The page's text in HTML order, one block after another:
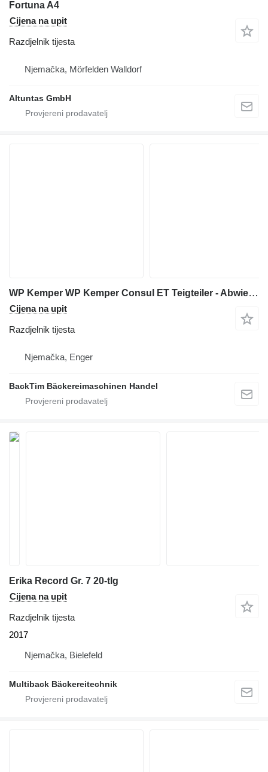
Fortuna A4
Cijena na upit
Razdjelnik tijesta
Njemačka, Mörfelden Walldorf
Altuntas GmbH
WP Kemper WP Kemper Consul ET Teigteiler - Abwieger
Cijena na upit
Razdjelnik tijesta
Njemačka, Enger
BackTim Bäckereimaschinen Handel
Erika Record Gr. 7 20-tlg
Cijena na upit
Razdjelnik tijesta
2017
Njemačka, Bielefeld
Multiback Bäckereitechnik